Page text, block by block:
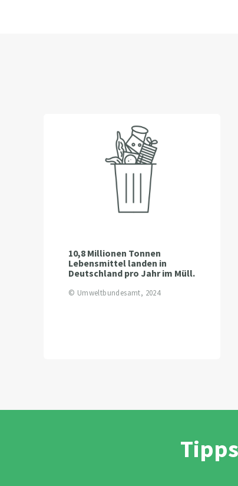
10,8 Millionen Tonnen
Lebensmittel landen in
Deutschland pro Jahr im Müll.
© Umweltbundesamt, 2024